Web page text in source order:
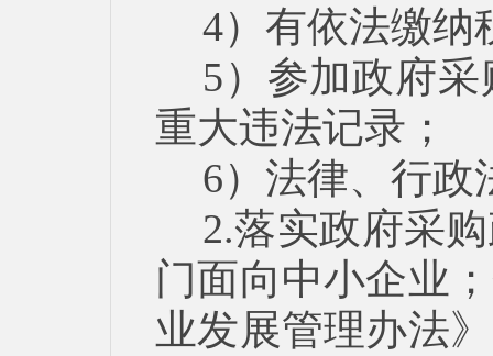
4）有依法缴纳
5）参加政府
重大违法记录；
6）法律、行政
2.落实政府采
门面向中小企业
业发展管理办法